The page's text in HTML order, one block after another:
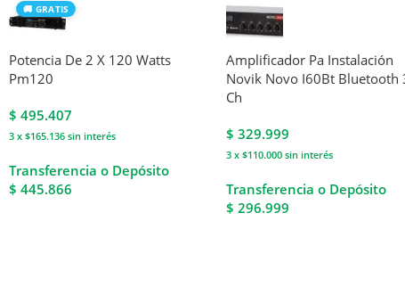
🚚 GRATIS
Potencia De 2 X 120 Watts
Pm120
$ 495.407
3 x $165.136 sin interés
Transferencia o Depósito
$ 445.866
Amplificador Pa Instalación
Novik Novo I60Bt Bluetooth
Ch
$ 329.999
3 x $110.000 sin interés
Transferencia o Depósito
$ 296.999